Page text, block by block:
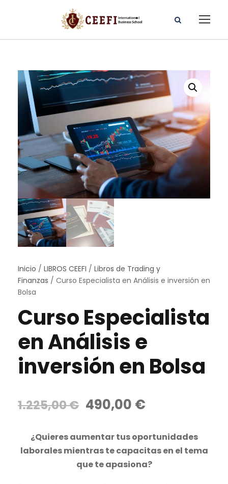
Inicio / LIBROS CEEFI / Libros de Trading y
Finanzas / Curso Especialista en Análisis e inversión en
Bolsa
Curso Especialista
en Análisis e
inversión en Bolsa
1.225,00€
E
r
e
c
490,00 €
r
e
c
¿Quieres aumentar tus oportunidades
laboralesmientras te capacitas en el tema
que te apasiona?